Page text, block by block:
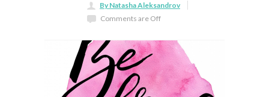
By Natasha Aleksandrov
Comments are Off